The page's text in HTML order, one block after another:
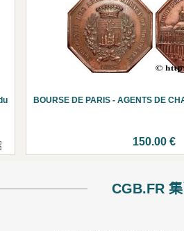
BOURSE DE PARIS - AGENTS DE
150.00 €
CGB.FR